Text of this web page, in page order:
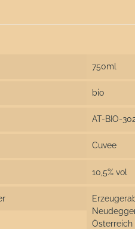
750ml
bio
AT-BIO-
Cuvee
10,5% vol
Österreich